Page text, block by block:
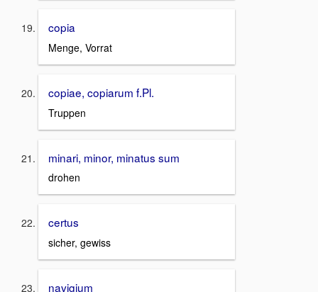
copia
Menge, Vorrat
copiae, copiarum f.Pl.
Truppen
minari, minor, minatus sum
drohen
certus
sicher, gewiss
navigium